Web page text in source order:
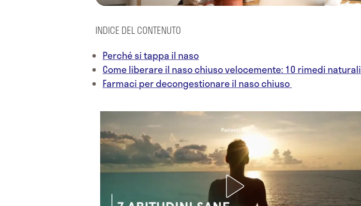
INDICE DEL CONTENUTO
Perché si tappa il naso
Come liberare il naso chiuso velocemente: 10 rimedi naturali
Farmaci per decongestionare il naso chiuso